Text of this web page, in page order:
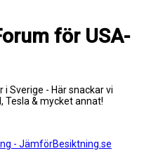
för USA-
Sverige - Här snackar vi
Tesla & mycket annat!